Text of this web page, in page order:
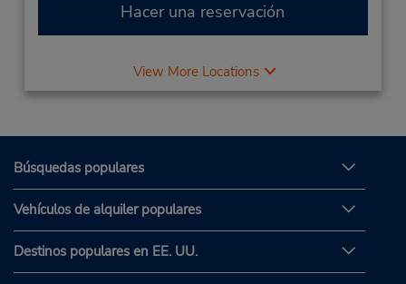
Hacer una reservación
View More Locations
Búsquedas populares
Vehículos de alquiler populares
Destinos populares en EE. UU.